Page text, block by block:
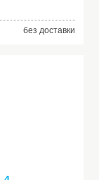
без доставки